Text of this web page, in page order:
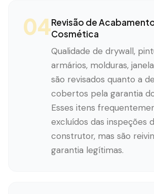
04Revisão de
Cosmética
Qualidade de drywall,
armários, molduras,
são revisados quanto a
cobertos pela garantia
Esses itens
excluídos das inspeções
construtor, mas são
garantia legítimas.